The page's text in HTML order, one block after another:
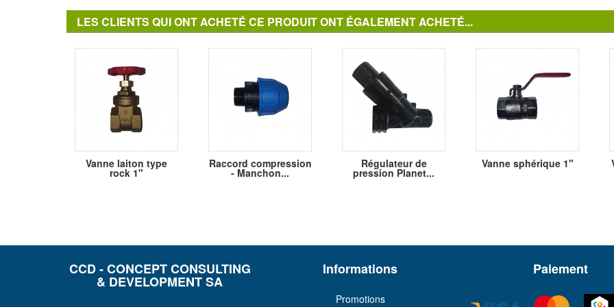
LES CLIENTS QUI ONT ACHETÉ CE PRODUIT ONT ÉGALEMENT ACHETÉ...
Vanne laiton type
rock 1"
Raccord compression
- Manchon...
Régulateur de
pression Planet...
Vanne sphérique 1"
CCD - CONCEPT CONSULTING
& DEVELOPMENT SA
Informations
Promotions
Paiement